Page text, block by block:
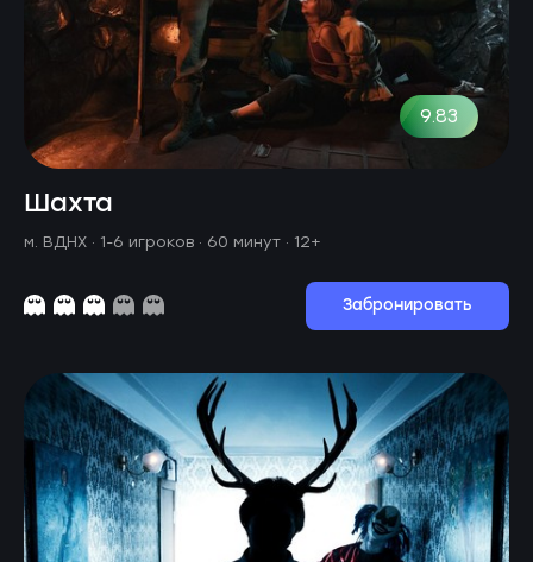
9.83
Шахта
м. ВДНХ · 1-6 игроков · 60 минут · 12+
Забронировать